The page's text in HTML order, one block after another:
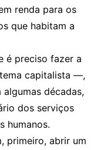
renda para os
que habitam a
é preciso fazer a
capitalista —,
décadas,
dos serviços
humanos.
primeiro, abrir um